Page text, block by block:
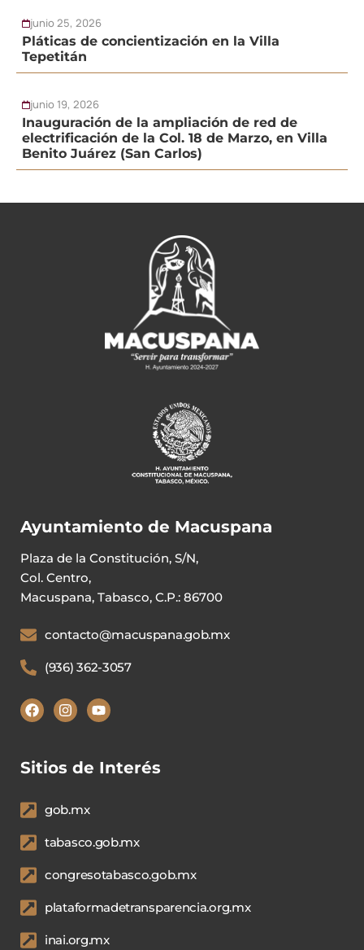
junio 25, 2026
Pláticas de concientización en la Villa
Tepetitán
junio 19, 2026
Inauguración de la ampliación de red de
electrificación de la Col. 18 de Marzo, en Villa
Benito Juárez (San Carlos)
Ayuntamiento de Macuspana
Plaza de la Constitución, S/N,
Col. Centro,
Macuspana, Tabasco, C.P.: 86700
contacto@macuspana.gob.mx
(936) 362-3057
Sitios de Interés
gob.mx
tabasco.gob.mx
congresotabasco.gob.mx
plataformadetransparencia.org.mx
inai.org.mx